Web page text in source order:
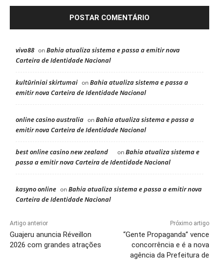
viva88 onBahia atualiza sistema e passa a emitir nova
Carteira de Identidade Nacional
kultūriniai skirtumai onBahia atualiza sistema e passa a
emitir nova Carteira de Identidade Nacional
online casino australia onBahia atualiza sistema e passa a
emitir nova Carteira de Identidade Nacional
best online casino new zealand onBahia atualiza sistema e
passa a emitir nova Carteira de Identidade Nacional
kasyno online onBahia atualiza sistema e passa a emitir nova
Carteira de Identidade Nacional
Artigo anterior
Guajeru anuncia Réveillon
2026 com grandes atrações
Próximo artigo
“Gente Propaganda” vence
concorrência e é a nova
agência da Prefeitura de